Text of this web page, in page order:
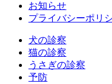
お知らせ
プライバシーポリ
犬の診察
猫の診察
うさぎの診察
予防